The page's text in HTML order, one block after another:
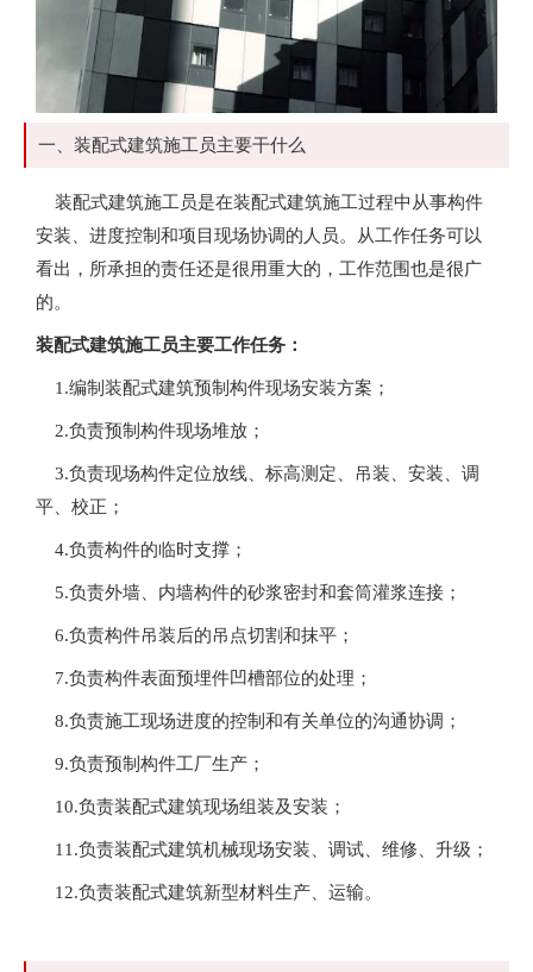
一、装配式建筑施工员主要干什么
装配式建筑施工员是在装配式建筑施工过程中从事构件
安装、进度控制和项目现场协调的人员。从工作任务可以
看出，所承担的责任还是很用重大的，工作范围也是很广
的。
装配式建筑施工员主要工作任务：
1.编制装配式建筑预制构件现场安装方案；
2.负责预制构件现场堆放；
3.负责现场构件定位放线、标高测定、吊装、安装、调
平、校正；
4.负责构件的临时支撑；
5.负责外墙、内墙构件的砂浆密封和套筒灌浆连接；
6.负责构件吊装后的吊点切割和抹平；
7.负责构件表面预埋件凹槽部位的处理；
8.负责施工现场进度的控制和有关单位的沟通协调；
9.负责预制构件工厂生产；
10.负责装配式建筑现场组装及安装；
11.负责装配式建筑机械现场安装、调试、维修、升级；
12.负责装配式建筑新型材料生产、运输。